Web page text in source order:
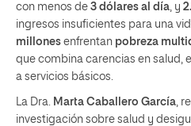
con menos de 3 dólares al día , y
ingresos insuficientes para una
millones enfrentan pobreza
que combina carencias en salud,
a servicios básicos.
La Dra. Marta Caballero García ,
investigación sobre salud y